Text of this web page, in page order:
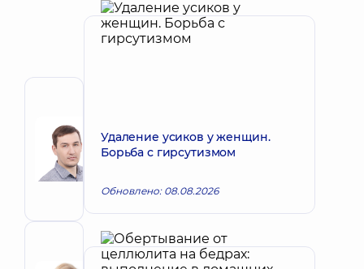
Игорь
Владимирович
Врач
маммолог
Запись к врачу
Рецензент
Удаление усиков у женщин.
Борьба с гирсутизмом
Обновлено: 08.08.2026